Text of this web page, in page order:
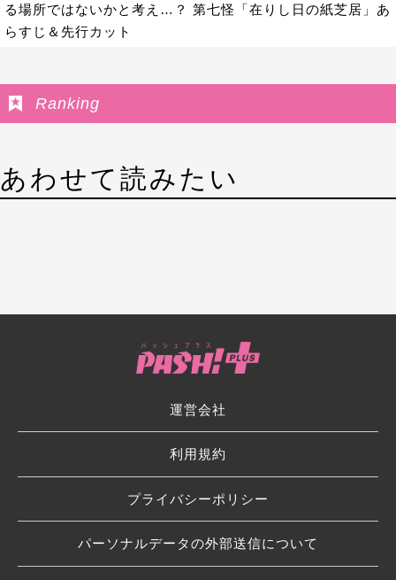
る場所ではないかと考え…？ 第七怪「在りし日の紙芝居」あ
らすじ＆先行カット
Ranking
あわせて読みたい
運営会社
利用規約
プライバシーポリシー
パーソナルデータの外部送信について